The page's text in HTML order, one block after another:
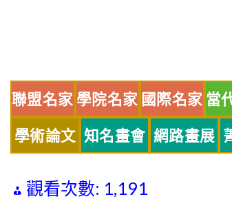
聯盟名家 學院名家 國際名家 當
學術論文 知名畫會 網路畫展
觀看次數: 1,191